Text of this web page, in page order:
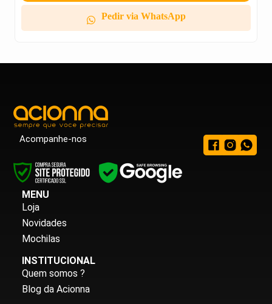
Pedir via WhatsApp
Acompanhe-nos
MENU
Loja
Novidades
Mochilas
INSTITUCIONAL
Quem somos ?
Blog da Acionna